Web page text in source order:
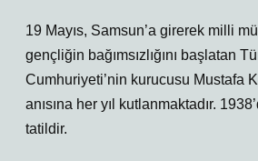
19 Mayıs, Samsun’a girerek milli
gençliğin bağımsızlığını başlatan
Cumhuriyeti’nin kurucusu Mustafa
anısına her yıl kutlanmaktadır.
tatildir.